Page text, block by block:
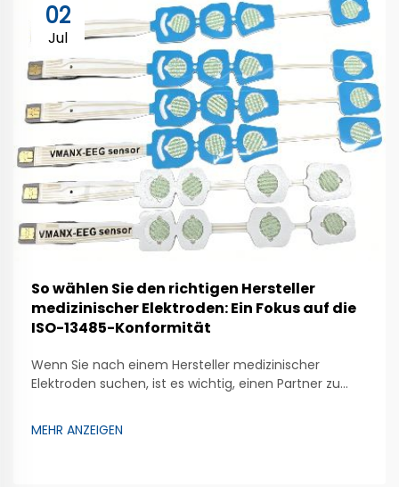
02
Jul
So wählen Sie den richtigen Hersteller
medizinischer Elektroden: Ein Fokus auf die
ISO-13485-Konformität
Wenn Sie nach einem Hersteller medizinischer
Elektroden suchen, ist es wichtig, einen Partner zu
Zhongman ist ein Unternehmen, das großen Wert auf
MEHR ANZEIGEN